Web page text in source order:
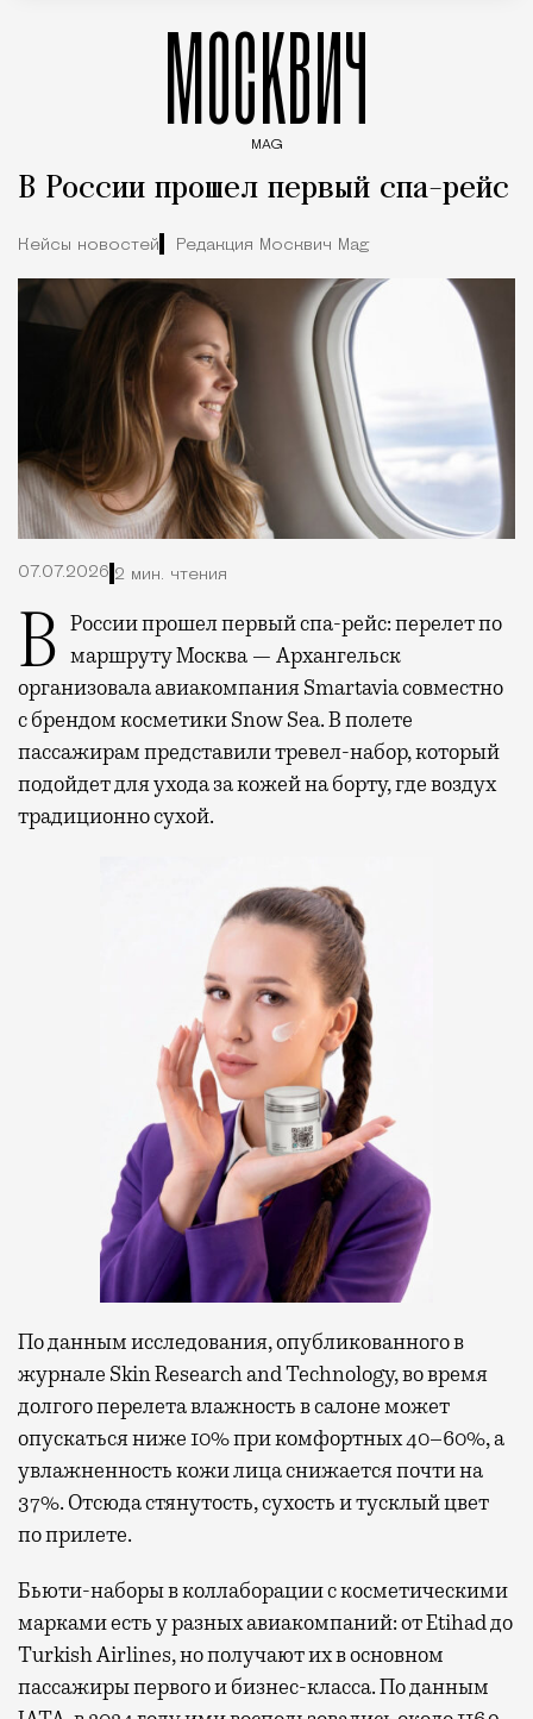
МОСКВИЧ
MAG
В России прошел первый спа-рейс
Кейсы новостей Редакция Москвич Mag
07.07.2026 2 мин. чтения
В России прошел первый спа-рейс: перелет по маршруту Москва — Архангельск
организовала авиакомпания Smartavia совместно
с брендом косметики Snow Sea. В полете
пассажирам представили тревел-набор, который
подойдет для ухода за кожей на борту, где воздух
традиционно сухой.
По данным исследования, опубликованного в
журнале Skin Research and Technology, во время
долгого перелета влажность в салоне может
опускаться ниже 10% при комфортных 40–60%, а
увлажненность кожи лица снижается почти на
37%. Отсюда стянутость, сухость и тусклый цвет
по прилете.
Бьюти-наборы в коллаборации с косметическими
марками есть у разных авиакомпаний: от Etihad до
Turkish Airlines, но получают их в основном
пассажиры первого и бизнес-класса. По данным